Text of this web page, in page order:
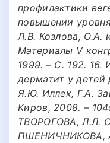
профилактики
повышении
Л.В. Козлова, О.А.
Материалы V
1999. – С. 192. 16.
дерматит у детей
Я.Ю. Иллек, Г.А.
Киров, 2008. –
ТВОРОГОВА, Л.Л.
ПШЕНИЧНИКОВА,